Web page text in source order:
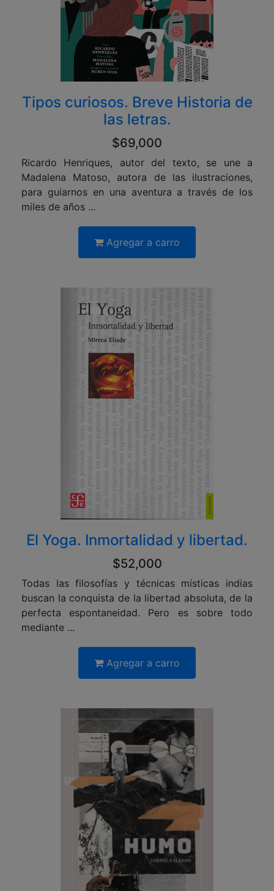
Tipos curiosos. Breve Historia de
las letras.
$69,000
Ricardo Henriques, autor del texto, se une a
Madalena Matoso, autora de las ilustraciones,
para guiarnos en una aventura a través de los
miles de años ...
Agregar a carro
El Yoga. Inmortalidad y libertad.
$52,000
Todas las filosofías y técnicas místicas indias
buscan la conquista de la libertad absoluta, de la
perfecta espontaneidad. Pero es sobre todo
mediante ...
Agregar a carro